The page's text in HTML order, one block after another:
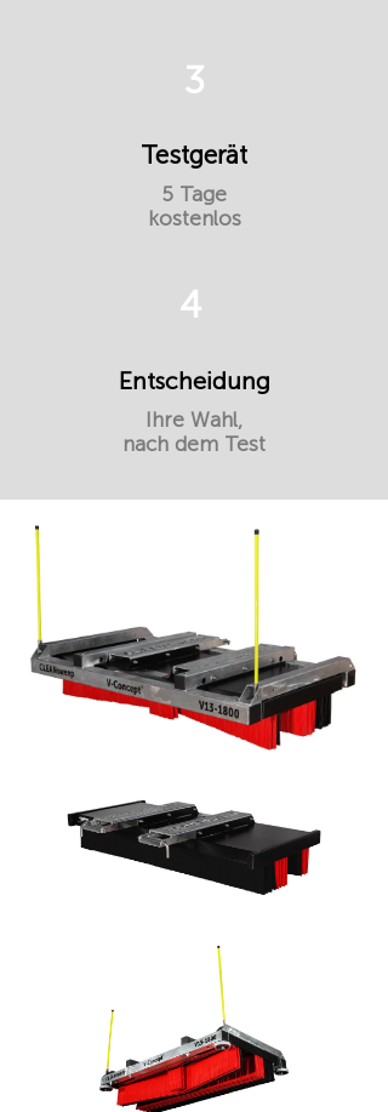
3
Testgerät
5 Tage
kostenlos
4
Entscheidung
Ihre Wahl,
nach dem Test